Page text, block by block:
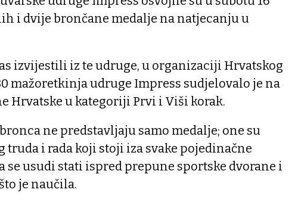
i dvije brončane medalje na natjecanju u
izvijestili iz te udruge, u organizaciji Hrvatskog
mažoretkinja udruge Impress sudjelovalo je na
Hrvatske u kategoriji Prvi i Viši korak.
ne predstavljaju samo medalje; one su
truda i rada koji stoji iza svake pojedinačne
se usudi stati ispred prepune sportske dvorane i
je naučila.